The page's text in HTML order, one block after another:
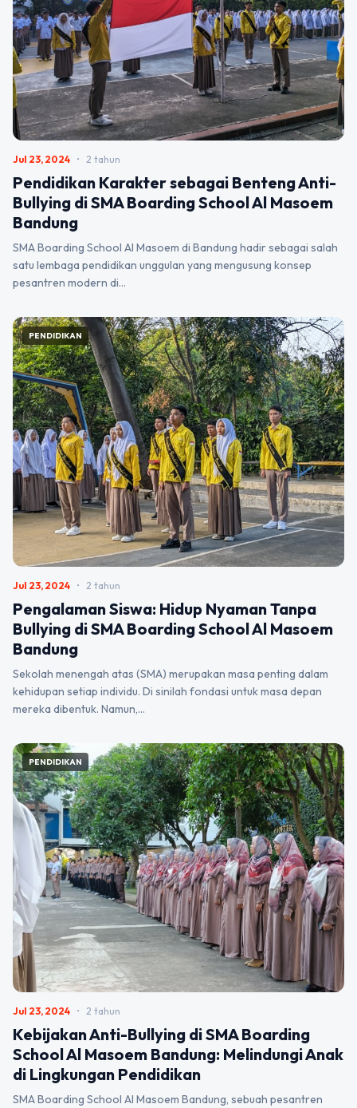
Jul 23, 2024 • 2 tahun
Pendidikan Karakter sebagai Benteng Anti-
Bullying di SMA Boarding School Al Masoem
Bandung
SMA Boarding School Al Masoem di Bandung hadir sebagai salah
satu lembaga pendidikan unggulan yang mengusung konsep
pesantren modern di…
PENDIDIKAN
Jul 23, 2024 • 2 tahun
Pengalaman Siswa: Hidup Nyaman Tanpa
Bullying di SMA Boarding School Al Masoem
Bandung
Sekolah menengah atas (SMA) merupakan masa penting dalam
kehidupan setiap individu. Di sinilah fondasi untuk masa depan
mereka dibentuk. Namun,…
PENDIDIKAN
Jul 23, 2024 • 2 tahun
Kebijakan Anti-Bullying di SMA Boarding
School Al Masoem Bandung: Melindungi Anak
di Lingkungan Pendidikan
SMA Boarding School Al Masoem Bandung, sebuah pesantren